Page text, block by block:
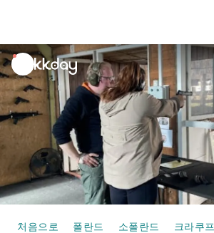
unread
notifications
처음으로 폴란드 소폴란드 크라쿠프